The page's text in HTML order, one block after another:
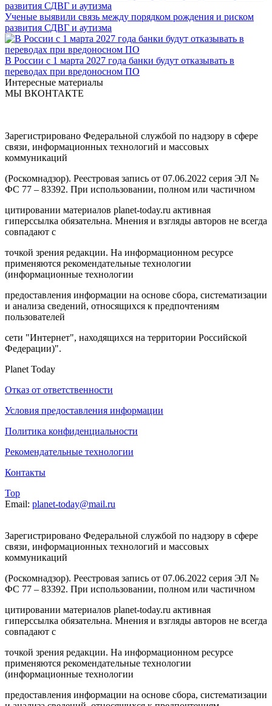
Ученые выявили связь между порядком рождения и риском
развития СДВГ и аутизма
В России с 1 марта 2027 года банки будут отказывать в
переводах при вредоносном ПО
Интересные материалы
МЫ ВКОНТАКТЕ
Зарегистрировано Федеральной службой по надзору в сфере
связи, информационных технологий и массовых
коммуникаций
(Роскомнадзор). Реестровая запись от 07.06.2022 серия ЭЛ №
ФС 77 – 83392. При использовании, полном или частичном
цитировании материалов planet-today.ru активная
гиперссылка обязательна. Мнения и взгляды авторов не всегда
совпадают с
точкой зрения редакции. На информационном ресурсе
применяются рекомендательные технологии
(информационные технологии
предоставления информации на основе сбора, систематизации
и анализа сведений, относящихся к предпочтениям
пользователей
сети "Интернет", находящихся на территории Российской
Федерации)".
Planet Today
Отказ от ответственности
Условия предоставления информации
Политика конфиденциальности
Рекомендательные технологии
Контакты
Top
Email: planet-today@mail.ru
Зарегистрировано Федеральной службой по надзору в сфере
связи, информационных технологий и массовых
коммуникаций
(Роскомнадзор). Реестровая запись от 07.06.2022 серия ЭЛ №
ФС 77 – 83392. При использовании, полном или частичном
цитировании материалов planet-today.ru активная
гиперссылка обязательна. Мнения и взгляды авторов не всегда
совпадают с
точкой зрения редакции. На информационном ресурсе
применяются рекомендательные технологии
(информационные технологии
предоставления информации на основе сбора, систематизации